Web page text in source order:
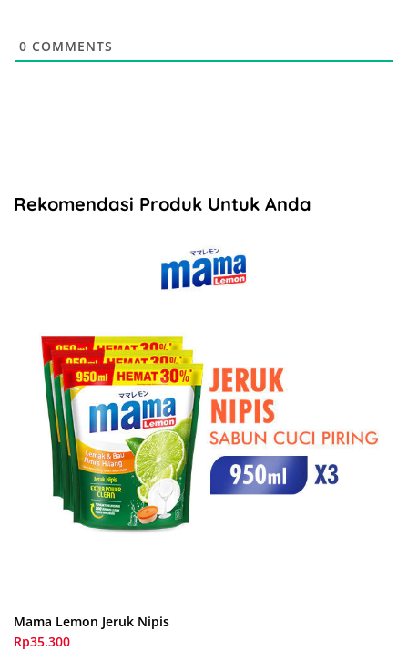
0 COMMENTS
Rekomendasi Produk Untuk Anda
Mama Lemon Jeruk Nipis
Rp35.300